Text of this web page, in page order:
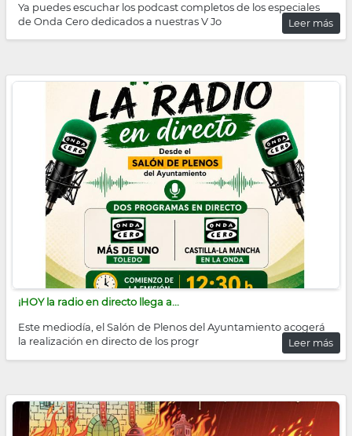
Ya puedes escuchar los podcast completos de los especiales
de Onda Cero dedicados a nuestras V Jo
Leer más
¡HOY la radio en directo llega a...
Este mediodía, el Salón de Plenos del Ayuntamiento acogerá
la realización en directo de los progr
Leer más